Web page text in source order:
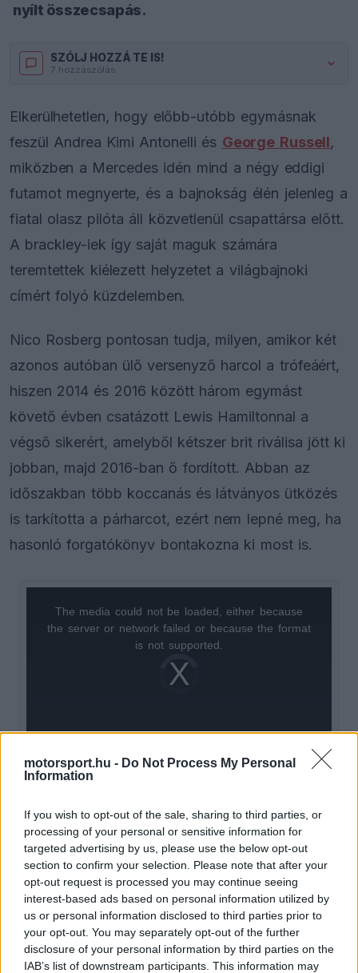
motorsport.hu - Do Not Process My Personal
Information
If you wish to opt-out of the sale, sharing to third parties, or
processing of your personal or sensitive information for
targeted advertising by us, please use the below opt-out
section to confirm your selection. Please note that after your
opt-out request is processed you may continue seeing
interest-based ads based on personal information utilized by
us or personal information disclosed to third parties prior to
your opt-out. You may separately opt-out of the further
disclosure of your personal information by third parties on the
IAB’s list of downstream participants. This information may
nyílt összecsapás.
SZÓLJ HOZZÁ TE IS!
7 hozzászólás.
Elkerülhetetlen, hogy előbb-utóbb egymásnak
feszül Andrea Kimi Antonelli és George Russell,
miközben a Mercedes idén mind a négy eddigi
futamot megnyerte, és a bajnokság élén jelenleg a
fiatal olasz pilóta áll közvetlenül csapattársa előtt.
A brackley-iek így saját maguk számára
teremtettek kiélezett helyzetet a világbajnoki
címért folyó küzdelemben.
Nico Rosberg pontosan tudja, milyen, amikor két
azonos autóban ülő versenyző harcol a trófeáért,
hiszen 2014 és 2016 között három egymást
követő évben csatázott Lewis Hamiltonnal a
végső sikerért, amelyből kétszer brit riválisa jött ki
jobban, majd 2016-ban ő fordított. Abban az
időszakban több koccanás és látványos ütközés
is tarkította a párharcot, ezért nem lepné meg, ha
hasonló forgatókönyv bontakozna ki most is.
Video
Player
loading.
The media could not be loaded, either because
the server or network failed or because the format
is not supported.
arról, hogy szerinte borítékolható a közvetlen
összecsapás. „Természetesen kettejük között is
lesz párharc” – mondta a 2016-os világbajnok.
EZEKET IS AJÁNLJUK